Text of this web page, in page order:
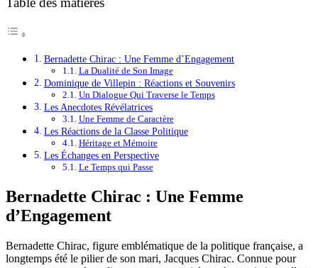
Bernadette Chirac : Une Femme d’Engagement
La Dualité de Son Image
Dominique de Villepin : Réactions et Souvenirs
Un Dialogue Qui Traverse le Temps
Les Anecdotes Révélatrices
Une Femme de Caractère
Les Réactions de la Classe Politique
Héritage et Mémoire
Les Échanges en Perspective
Le Temps qui Passe
Bernadette Chirac : Une Femme
d’Engagement
Bernadette Chirac, figure emblématique de la politique française, a
longtemps été le pilier de son mari, Jacques Chirac. Connue pour